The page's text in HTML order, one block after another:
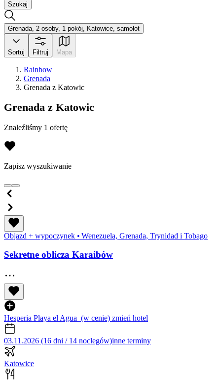
Szukaj
Grenada, 2 osoby, 1 pokój, Katowice, samolot
Sortuj Filtruj Mapa
Rainbow
Grenada
Grenada z Katowic
Grenada z Katowic
Znaleźliśmy 1 ofertę
Zapisz wyszukiwanie
Objazd + wypoczynek • Wenezuela, Grenada, Trynidad i Tobago
Sekretne oblicza Karaibów
Hesperia Playa el Agua (w cenie) zmień hotel
03.11.2026 (16 dni / 14 noclegów)inne terminy
Katowice